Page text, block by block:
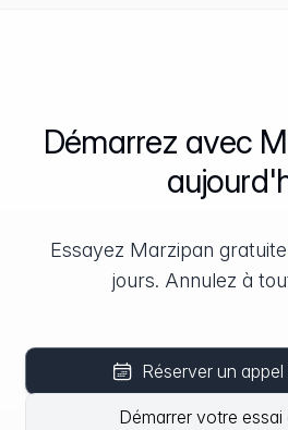
Démarrez avec
Essayez Marzipan
jours. Annulez à
Réserver un
Démarrer votre essai